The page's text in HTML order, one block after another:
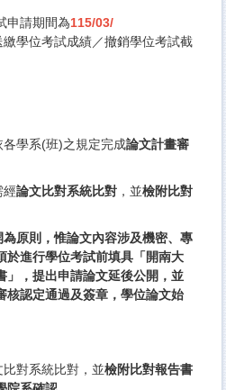
申請期間為115/03/
繳學位考試成績／撤銷學位考試截
學系(班)之規定完成論文計畫審
經論文比對系統比對 ，並檢附比對
原則，惟論文內容涉及機密、 專
於進行學位考試前填具「開南大
」，提出申請論文延後公開， 並
認定通過及簽章， 學位論文始
對系統比對，並檢附比對報告書